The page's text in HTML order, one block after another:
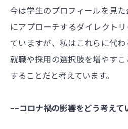
今は学生のプロフィールを見
にアプローチするダイレクト
ていますが、私はこれらに代わ
就職や採用の選択肢を増やす
することだと考えています。
––コロナ禍の影響をどう考えて